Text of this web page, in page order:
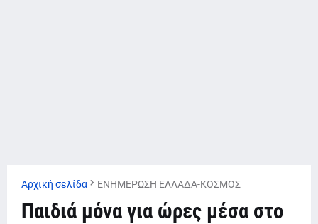
Αρχική σελίδα ΕΝΗΜΕΡΩΣΗ ΕΛΛΑΔΑ-ΚΟΣΜΟΣ
Παιδιά μόνα για ώρες μέσα στο